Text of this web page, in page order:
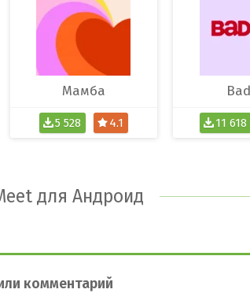
Мамба
5 528 4.1 11 618
для Андроид
комментарий